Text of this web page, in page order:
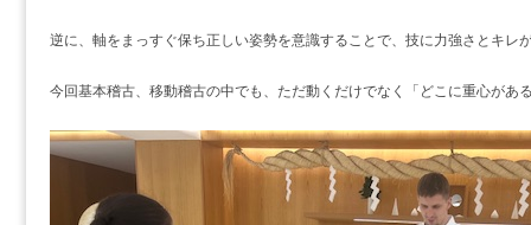
逆に、軸をまっすぐ保ち正しい姿勢を意識することで、技に力強さとキレ
今回基本稽古、移動稽古の中でも、ただ動くだけでなく「どこに重心があ